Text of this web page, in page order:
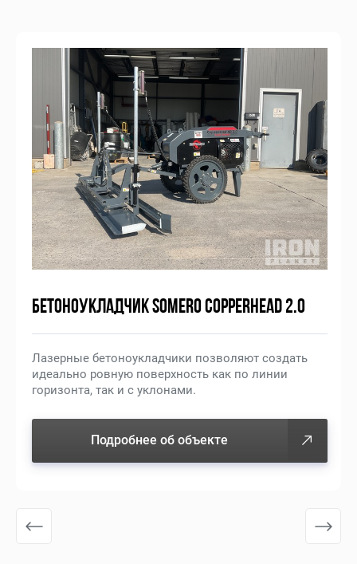
БЕТОНОУКЛАДЧИК SOMERO COPPERHEAD 2.0
Лазерные бетоноукладчики позволяют создать
идеально ровную поверхность как по линии
горизонта, так и с уклонами.
Подробнее об объекте